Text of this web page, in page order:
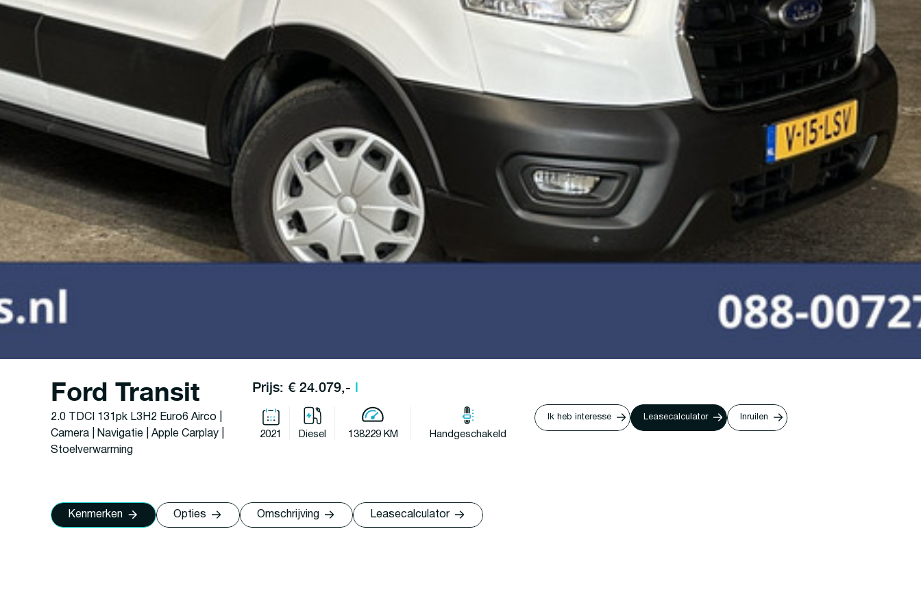
Ford Transit
2.0 TDCI 131pk L3H2 Euro6 Airco |
Camera | Navigatie | Apple Carplay |
Stoelverwarming
Prijs: € 24.079,- l
2021 Diesel 138229 KM Handgeschakeld
Ik heb interesse Leasecalculator Inruilen
Kenmerken Opties Omschrijving Leasecalculator